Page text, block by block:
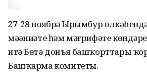
27-28 ноябрҙә Ырымбур
мәҙәниәте һәм мәғрифәте
итә Бөтә донъя башҡорттары
Башҡарма комитеты.